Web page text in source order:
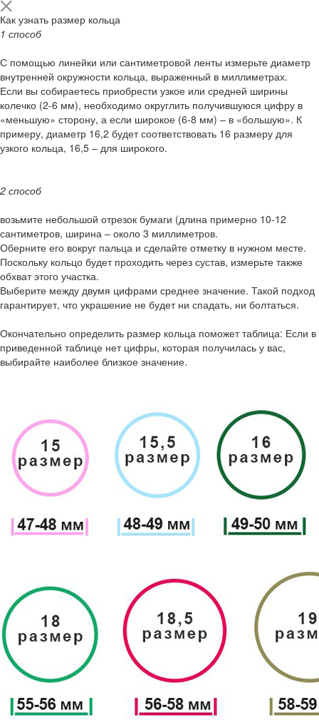
Как узнать размер кольца
1 способ
С помощью линейки или сантиметровой ленты измерьте диаметр
внутренней окружности кольца, выраженный в миллиметрах.
Если вы собираетесь приобрести узкое или средней ширины
колечко (2-6 мм), необходимо округлить получившуюся цифру в
«меньшую» сторону, а если широкое (6-8 мм) – в «большую». К
примеру, диаметр 16,2 будет соответствовать 16 размеру для
узкого кольца, 16,5 – для широкого.
2 способ
возьмите небольшой отрезок бумаги (длина примерно 10-12
сантиметров, ширина – около 3 миллиметров.
Оберните его вокруг пальца и сделайте отметку в нужном месте.
Поскольку кольцо будет проходить через сустав, измерьте также
обхват этого участка.
Выберите между двумя цифрами среднее значение. Такой подход
гарантирует, что украшение не будет ни спадать, ни болтаться.
Окончательно определить размер кольца поможет таблица: Если в
приведенной таблице нет цифры, которая получилась у вас,
выбирайте наиболее близкое значение.